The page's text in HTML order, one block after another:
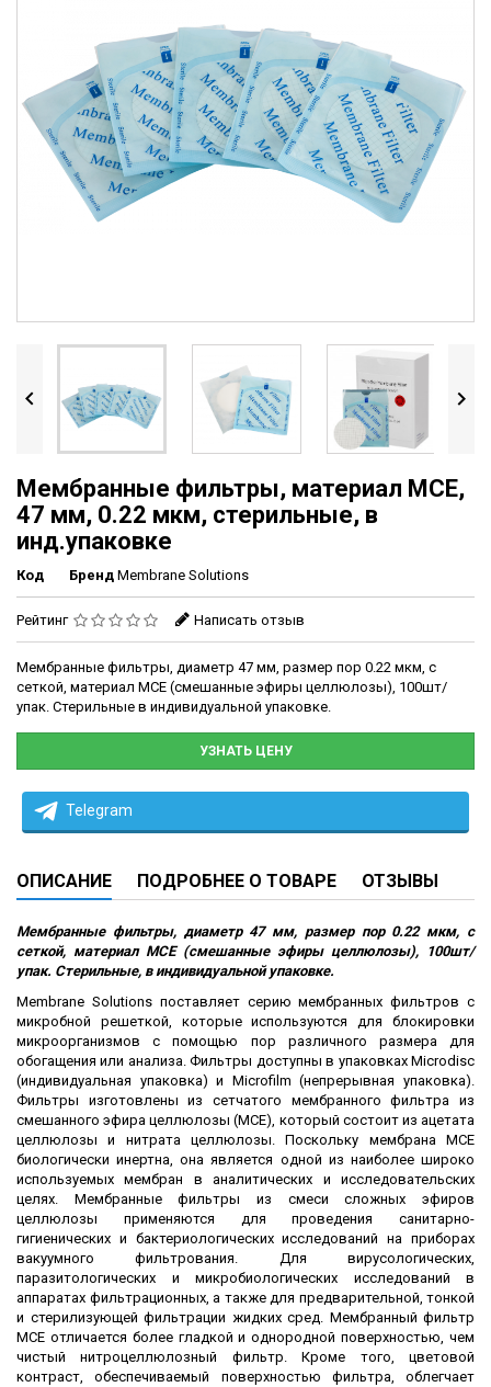
 
Мембранные фильтры, материал MCE,
47 мм, 0.22 мкм, стерильные, в
инд.упаковке
Код Бренд Membrane Solutions
Рейтинг Написать отзыв
Мембранные фильтры, диаметр 47 мм, размер пор 0.22 мкм, с
сеткой, материал MCE (смешанные эфиры целлюлозы), 100шт/
упак. Стерильные в индивидуальной упаковке.
УЗНАТЬ ЦЕНУ
Telegram
ОПИСАНИЕ ПОДРОБНЕЕ О ТОВАРЕ ОТЗЫВЫ
Мембранные фильтры, диаметр 47 мм, размер пор 0.22 мкм, с
сеткой, материал MCE (смешанные эфиры целлюлозы), 100шт/
упак. Стерильные, в индивидуальной упаковке.
Membrane Solutions поставляет серию мембранных фильтров с
микробной решеткой, которые используются для блокировки
микроорганизмов с помощью пор различного размера для
обогащения или анализа. Фильтры доступны в упаковках Microdisc
(индивидуальная упаковка) и Microfilm (непрерывная упаковка).
Фильтры изготовлены из сетчатого мембранного фильтра из
смешанного эфира целлюлозы (MCE), который состоит из ацетата
целлюлозы и нитрата целлюлозы. Поскольку мембрана MCE
биологически инертна, она является одной из наиболее широко
используемых мембран в аналитических и исследовательских
целях. Мембранные фильтры из смеси сложных эфиров
целлюлозы применяются для проведения санитарно-
гигиенических и бактериологических исследований на приборах
вакуумного фильтрования. Для вирусологических,
паразитологических и микробиологических исследований в
аппаратах фильтрационных, а также для предварительной, тонкой
и стерилизующей фильтрации жидких сред. Мембранный фильтр
MCE отличается более гладкой и однородной поверхностью, чем
чистый нитроцеллюлозный фильтр. Кроме того, цветовой
контраст, обеспечиваемый поверхностью фильтра, облегчает